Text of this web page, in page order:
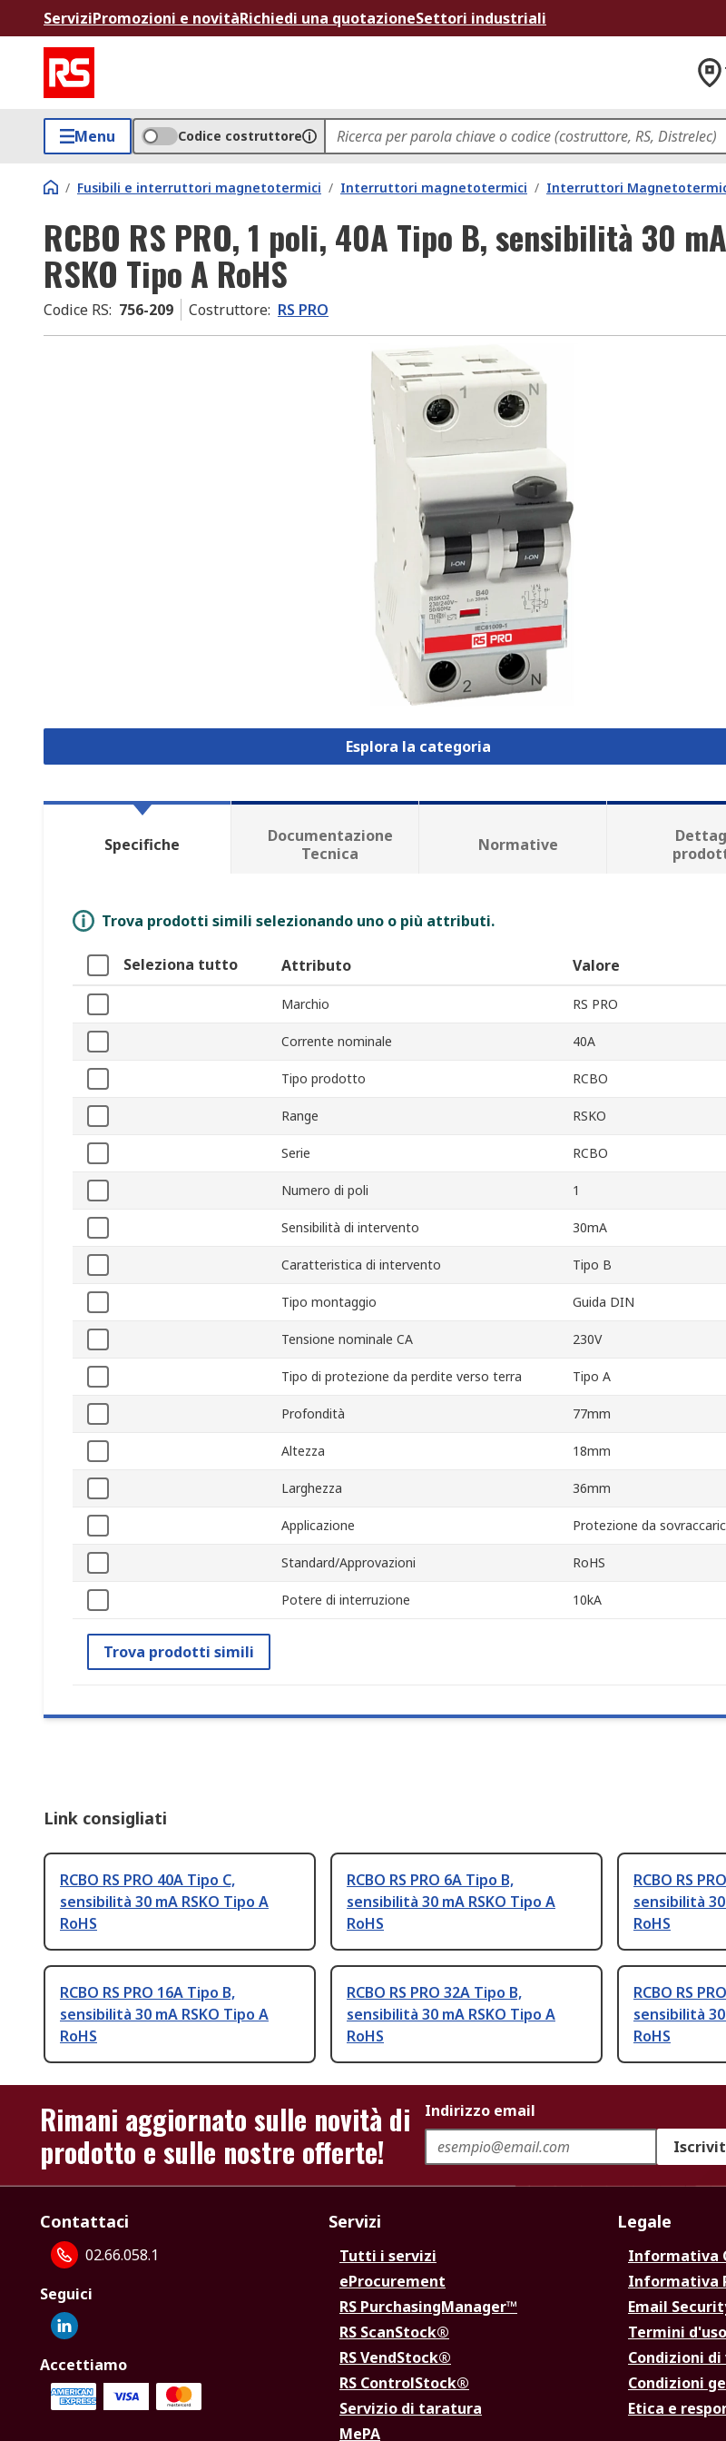
ServiziPromozioni e novitàRichiedi una quotazioneSettori industriali
Menu Codice costruttore
/ Fusibili e interruttori magnetotermici / Interruttori magnetotermici / Interruttori
RCBO RS PRO, 1 poli, 40A Tipo B, sensibilità 30 mA
RSKO Tipo A RoHS
Codice RS: 756-209 Costruttore: RS PRO
Esplora la categoria
Specifiche
Documentazione
Tecnica
Normative
Trova prodotti simili selezionando uno o più attributi.
Seleziona tutto Attributo Valore
Marchio RS PRO
Corrente nominale 40A
Tipo prodotto RCBO
Range RSKO
Serie RCBO
Numero di poli 1
Sensibilità di intervento 30mA
Caratteristica di intervento Tipo B
Tipo montaggio Guida DIN
Tensione nominale CA 230V
Tipo di protezione da perdite verso terra Tipo A
Profondità 77mm
Altezza 18mm
Larghezza 36mm
Applicazione Protezione da
Standard/Approvazioni RoHS
Potere di interruzione 10kA
Trova prodotti simili
Link consigliati
RCBO RS PRO 40A Tipo C,
sensibilità 30 mA RSKO Tipo A
RoHS
RCBO RS PRO 6A Tipo B,
sensibilità 30 mA RSKO Tipo A
RoHS
RCBO RS
sensibilità
RoHS
RCBO RS PRO 16A Tipo B,
sensibilità 30 mA RSKO Tipo A
RoHS
RCBO RS PRO 32A Tipo B,
sensibilità 30 mA RSKO Tipo A
RoHS
RCBO RS
sensibilità
RoHS
Rimani aggiornato sulle novità di
prodotto e sulle nostre offerte!
Indirizzo email
Contattaci
02.66.058.1
Seguici
Accettiamo
Servizi
Tutti i servizi
eProcurement
RS PurchasingManager™
RS ScanStock®
RS VendStock®
RS ControlStock®
Servizio di taratura
MePA
Legale
Informativa
Informativa
Email
Termini d'uso
Condizioni
Condizioni
Etica e